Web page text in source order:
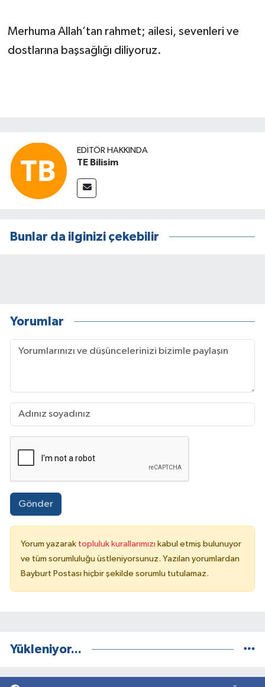
Merhuma Allah’tan rahmet; ailesi, sevenleri ve
dostlarına başsağlığı diliyoruz.
EDITÖR HAKKINDA
TE Bilisim
Bunlar da ilginizi çekebilir
Yorumlar
Gönder
Yorum yazarak topluluk kurallarımızı kabul etmiş bulunuyor
ve tüm sorumluluğu üstleniyorsunuz. Yazılan yorumlardan
Bayburt Postası hiçbir şekilde sorumlu tutulamaz.
Yükleniyor...